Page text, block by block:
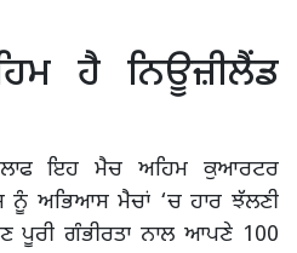
ਹੈ ਨਿਊਜ਼ੀਲੈਂਡ
ਇਹ ਮੈਚ ਅਹਿਮ ਕੁਆਰਟਰ
ਅਭਿਆਸ ਮੈਚਾਂ ‘ਚ ਹਾਰ ਝੱਲਣੀ
ਪੂਰੀ ਗੰਭੀਰਤਾ ਨਾਲ ਆਪਣੇ 100